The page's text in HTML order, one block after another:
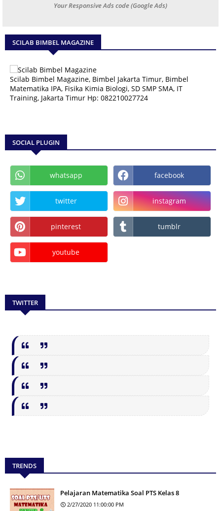
Your Responsive Ads code (Google Ads)
SCILAB BIMBEL MAGAZINE
Scilab Bimbel Magazine, Bimbel Jakarta Timur, Bimbel
Matematika IPA, Fisika Kimia Biologi, SD SMP SMA, IT
Training, Jakarta Timur Hp: 082210027724
SOCIAL PLUGIN
whatsapp facebook
twitter instagram
pinterest tumblr
youtube
TWITTER
TRENDS
Pelajaran Matematika Soal PTS Kelas 8
2/27/2020 11:00:00 PM